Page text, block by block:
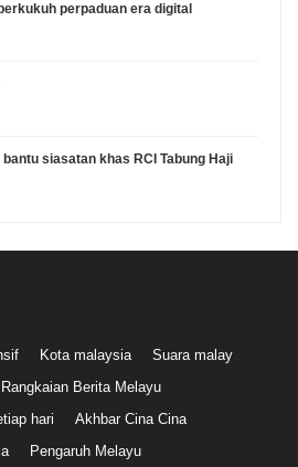
perpaduan era digital
bantu siasatan khas RCI Tabung Haji
Kota malaysia
Suara malay
Rangkaian Berita Melayu
hari
Akhbar Cina Cina
Pengaruh Melayu